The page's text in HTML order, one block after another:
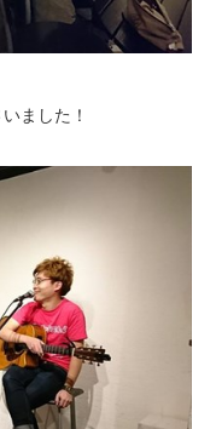
ました！